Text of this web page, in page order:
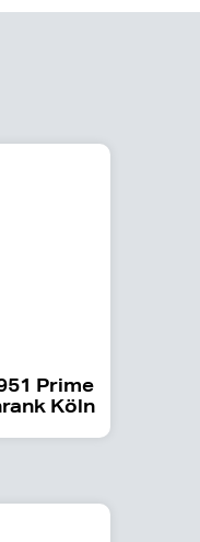
Prime
Köln